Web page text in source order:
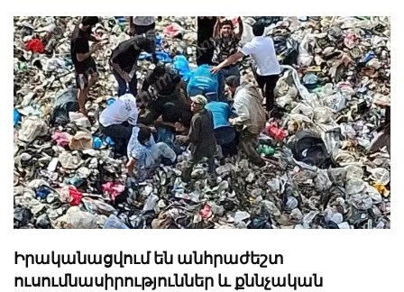
Իրականացվում են անհրաժեշտ
ուսումնասիրություններ և քննչական